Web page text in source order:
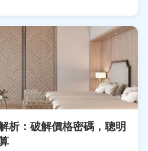
析：破解價格密碼，聰明